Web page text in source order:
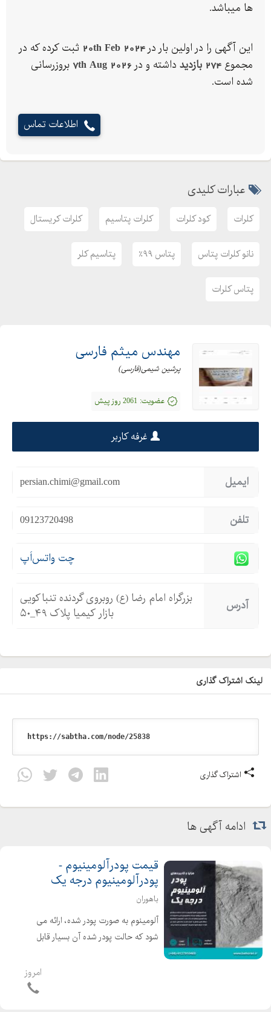
ها میباشد.
این آگهی را در اولین بار در 20th Feb 2024 ثبت کرده که در
مجموع 274 بازدید داشته و در 7th Aug 2026 بروزرسانی
شده است.
اطلاعات تماس
عبارات کلیدی
کلرات کود کلرات کلرات پتاسیم کلرات کریستال
نانو کلرات پتاس پتاس ۹۹٪ پتاسیم کلر
پتاس کلرات
مهندس میثم فارسی
پرشین شیمی(فارسی)
عضویت: 2061 روز پیش
غرفه کاربر
ایمیل persian.chimi@gmail.com
تلفن 09123720498
چت واتس‌اَپ
آدرس
بزرگراه امام رضا (ع) روبروی گردنده تنباکویی
بازار کیمیا پلاک ۴۹_۵۰
لینک اشتراک گذاری
اشتراک گذاری
ادامه آگهی ها
قیمت پودرآلومینیوم -
پودرآلومینیوم درجه یک
باهوران
آلومینوم به صورت پودر شده، ارائه می
شود که حالت پودر شده آن بسیار قابل
کاربردهای استفاده از پودر آلومینیوم در
نمایشگرهای تولید مواد شیمیایی است. از
امروز